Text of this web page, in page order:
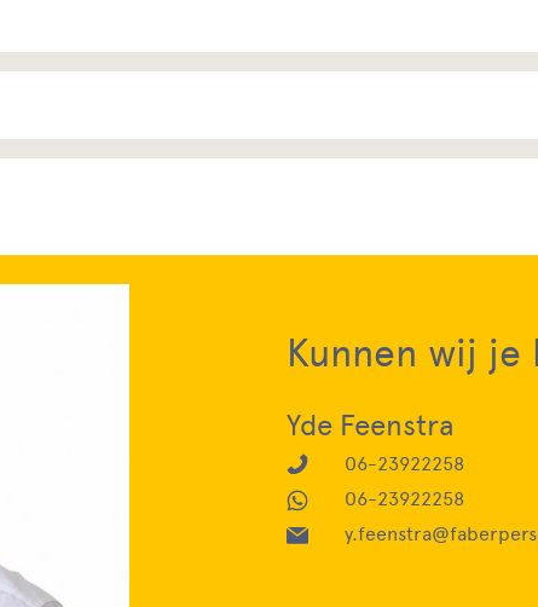
Kunnen wij je
Yde Feenstra
06-23922258
06-23922258